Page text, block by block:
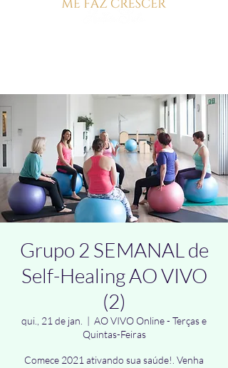
Grupo 2 SEMANAL de
Self-Healing AO VIVO
(2)
qui., 21 de jan.
  |
AO VIVO Online - Terças e
Quintas-Feiras
Comece 2021 ativando sua saúde!. Venha